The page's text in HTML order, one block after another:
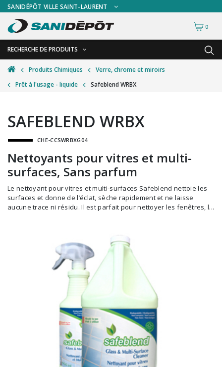
SANIDÉPÔT VILLE SAINT-LAURENT
0
RECHERCHE DE PRODUITS
RETOUR
Accessoires de sécurité
Accessoires pour le lavage de mur
Accessoires pour salles de bain
Alimentaire
Autres accessoires
Balais et porte-poussières
Bouteilles et vaporisateurs
Chariots et manutention
Distributrices et supports
Grattoirs, moutons et racloirs pour vitres/planchers
Guenilles et éponges
Hygiène personnelle
Microfibres et linges divers
RETOUR
Gants
Plexiglas
Signalisations
Test de diagnostic
Thermomètre
Vêtements de sécurité
Produits Chimiques
Verre, chrome et miroirs
Prêt à l'usage - liquide
Safeblend WRBX
SAFEBLEND WRBX
CHE-CCSWRBXG04
Nettoyants pour vitres et multi-
surfaces, Sans parfum
Le nettoyant pour vitres et multi-surfaces Safeblend nettoie les
surfaces et donne de l’éclat, sèche rapidement et ne laisse
aucune trace ni résidu. Il est parfait pour nettoyer les fenêtres, l...